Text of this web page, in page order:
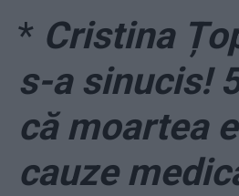
* Cristina
s-a sinucis!
că moartea
cauze